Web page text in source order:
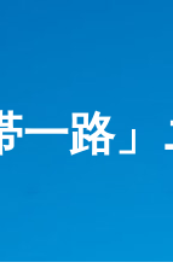
一路